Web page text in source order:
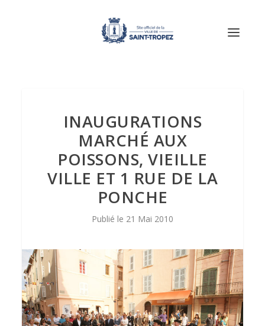
INAUGURATIONS
MARCHÉ AUX
POISSONS, VIEILLE
VILLE ET 1 RUE DE LA
PONCHE
21 Mai 2010